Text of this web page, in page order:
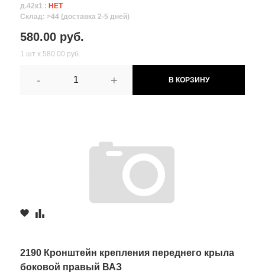
д.42к1 : НЕТ
Склад: >44 (доставка 2-5 дней)
580.00 руб.
1 шт х 580.00 руб.
- + В КОРЗИНУ
2190 Кронштейн крепления переднего крыла
боковой правый ВАЗ